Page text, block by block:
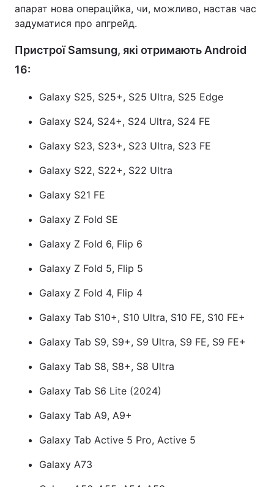
Здоров'я Туризм
Цікавинки
Екологія
Лонгріди
Контакти
Послуги
Тема оформлення
апарат нова операційка, чи, можливо, настав час
задуматися про апгрейд.
Пристрої Samsung, які отримають Android
16:
Galaxy S25, S25+, S25 Ultra, S25 Edge
Galaxy S24, S24+, S24 Ultra, S24 FE
Galaxy S23, S23+, S23 Ultra, S23 FE
Galaxy S22, S22+, S22 Ultra
Galaxy S21 FE
Galaxy Z Fold SE
Galaxy Z Fold 6, Flip 6
Galaxy Z Fold 5, Flip 5
Galaxy Z Fold 4, Flip 4
Galaxy Tab S10+, S10 Ultra, S10 FE, S10 FE+
Galaxy Tab S9, S9+, S9 Ultra, S9 FE, S9 FE+
Galaxy Tab S8, S8+, S8 Ultra
Galaxy Tab S6 Lite (2024)
Galaxy Tab A9, A9+
Galaxy Tab Active 5 Pro, Active 5
Galaxy A73